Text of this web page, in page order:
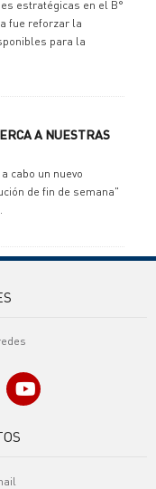
estratégicas en el B°
fue reforzar la
para la
A NUESTRAS
cabo un nuevo
de fin de semana"